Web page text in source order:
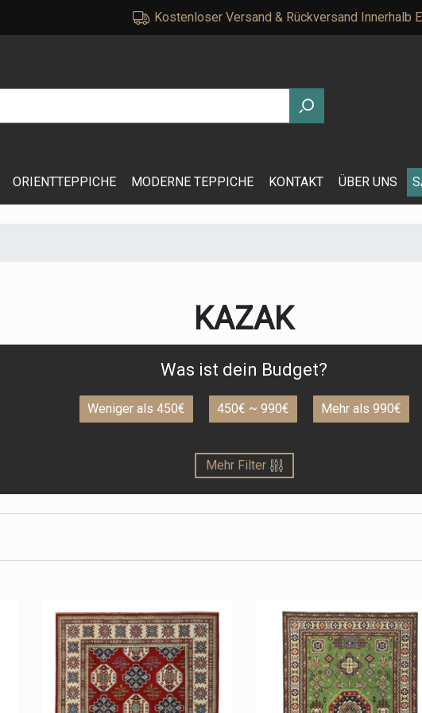
Kostenloser Versand & Rückversand Innerhalb
ORIENTTEPPICHE MODERNE TEPPICHE KONTAKT ÜBER UNS
KAZAK
Was ist dein Budget?
Weniger als 450€ 450€ ~ 990€ Mehr als 990€
Mehr Filter